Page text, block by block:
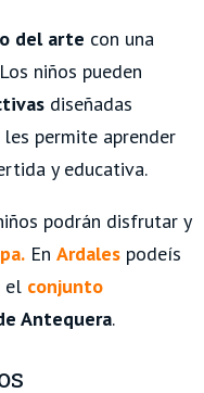
del arte con una
niños pueden
diseñadas
permite aprender
y educativa.
podrán disfrutar y
En Ardales podeís
el conjunto
Antequera.